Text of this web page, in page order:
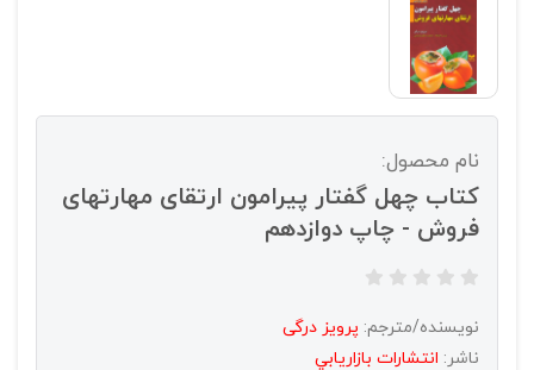
نام محصول:
کتاب چهل گفتار پیرامون ارتقای مهارتهای
فروش - چاپ دوازدهم
نویسنده/مترجم: پرویز درگی
ناشر: انتشارات بازاريابي